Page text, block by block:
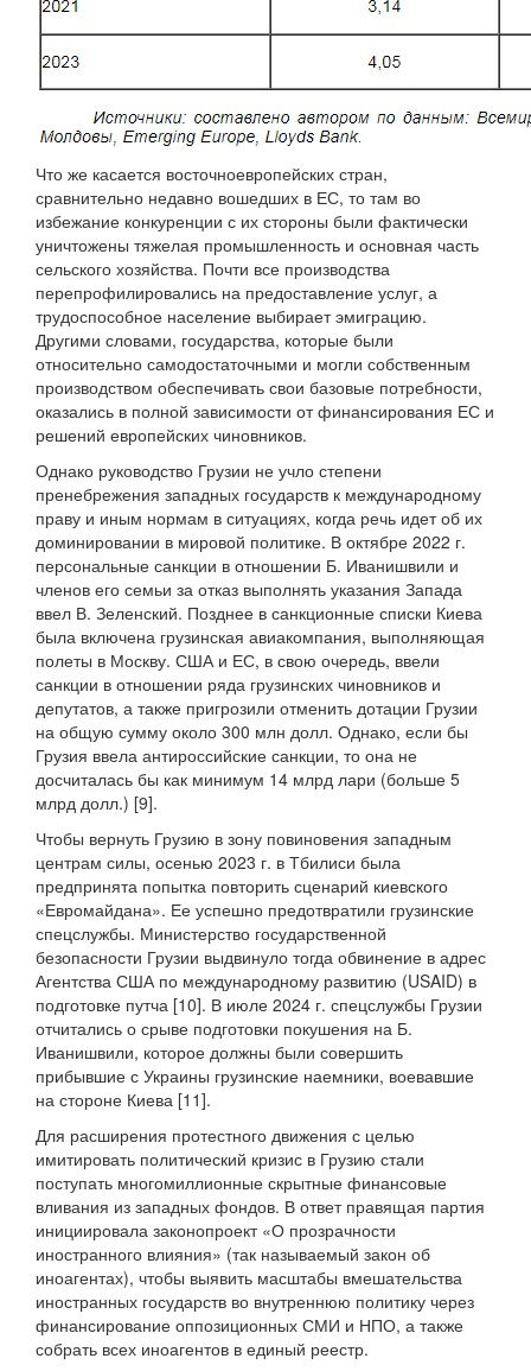
Что же касается восточноевропейских стран,
сравнительно недавно вошедших в ЕС, то там во
избежание конкуренции с их стороны были фактически
уничтожены тяжелая промышленность и основная часть
сельского хозяйства. Почти все производства
перепрофилировались на предоставление услуг, а
трудоспособное население выбирает эмиграцию.
Другими словами, государства, которые были
относительно самодостаточными и могли собственным
производством обеспечивать свои базовые потребности,
оказались в полной зависимости от финансирования ЕС и
решений европейских чиновников.
Однако руководство Грузии не учло степени
пренебрежения западных государств к международному
праву и иным нормам в ситуациях, когда речь идет об их
доминировании в мировой политике. В октябре 2022 г.
персональные санкции в отношении Б. Иванишвили и
членов его семьи за отказ выполнять указания Запада
ввел В. Зеленский. Позднее в санкционные списки Киева
была включена грузинская авиакомпания, выполняющая
полеты в Москву. США и ЕС, в свою очередь, ввели
санкции в отношении ряда грузинских чиновников и
депутатов, а также пригрозили отменить дотации Грузии
на общую сумму около 300 млн долл. Однако, если бы
Грузия ввела антироссийские санкции, то она не
досчиталась бы как минимум 14 млрд лари (больше 5
млрд долл.) [9].
Чтобы вернуть Грузию в зону повиновения западным
центрам силы, осенью 2023 г. в Тбилиси была
предпринята попытка повторить сценарий киевского
«Евромайдана». Ее успешно предотвратили грузинские
спецслужбы. Министерство государственной
безопасности Грузии выдвинуло тогда обвинение в адрес
Агентства США по международному развитию (USAID) в
подготовке путча [10]. В июле 2024 г. спецслужбы Грузии
отчитались о срыве подготовки покушения на Б.
Иванишвили, которое должны были совершить
прибывшие с Украины грузинские наемники, воевавшие
на стороне Киева [11].
Для расширения протестного движения с целью
имитировать политический кризис в Грузию стали
поступать многомиллионные скрытные финансовые
вливания из западных фондов. В ответ правящая партия
инициировала законопроект «О прозрачности
иностранного влияния» (так называемый закон об
иноагентах), чтобы выявить масштабы вмешательства
иностранных государств во внутреннюю политику через
финансирование оппозиционных СМИ и НПО, а также
собрать всех иноагентов в единый реестр.